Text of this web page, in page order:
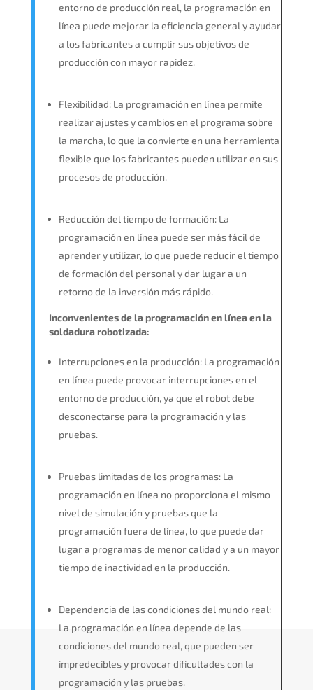
entorno de producción real, la programación en
línea puede mejorar la eficiencia general y ayudar
a los fabricantes a cumplir sus objetivos de
producción con mayor rapidez.
Flexibilidad: La programación en línea permite
realizar ajustes y cambios en el programa sobre
la marcha, lo que la convierte en una herramienta
flexible que los fabricantes pueden utilizar en sus
procesos de producción.
Reducción del tiempo de formación: La
programación en línea puede ser más fácil de
aprender y utilizar, lo que puede reducir el tiempo
de formación del personal y dar lugar a un
retorno de la inversión más rápido.
Inconvenientes de la programación en línea en la
soldadura robotizada:
Interrupciones en la producción: La programación
en línea puede provocar interrupciones en el
entorno de producción, ya que el robot debe
desconectarse para la programación y las
pruebas.
Pruebas limitadas de los programas: La
programación en línea no proporciona el mismo
nivel de simulación y pruebas que la
programación fuera de línea, lo que puede dar
lugar a programas de menor calidad y a un mayor
tiempo de inactividad en la producción.
Dependencia de las condiciones del mundo real:
La programación en línea depende de las
condiciones del mundo real, que pueden ser
impredecibles y provocar dificultades con la
programación y las pruebas.